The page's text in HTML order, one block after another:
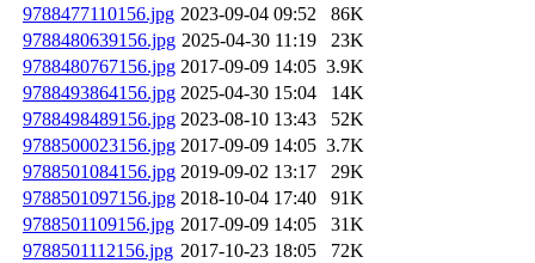
9788477110156.jpg 2023-09-04 09:52
86K
9788480639156.jpg 2025-04-30 11:19
23K
9788480767156.jpg 2017-09-09 14:05 3.9K
9788493864156.jpg 2025-04-30 15:04
14K
9788498489156.jpg 2023-08-10 13:43
52K
9788500023156.jpg 2017-09-09 14:05 3.7K
9788501084156.jpg 2019-09-02 13:17
29K
9788501097156.jpg 2018-10-04 17:40
91K
9788501109156.jpg 2017-09-09 14:05
31K
9788501112156.jpg 2017-10-23 18:05
72K